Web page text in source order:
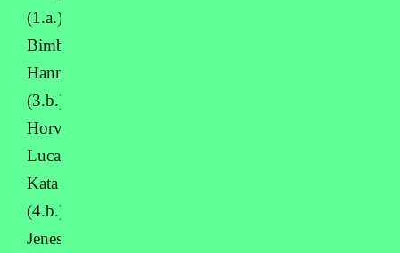
(1.a.),
Bimbó
Hanna
(3.b.),
Horváth
Luca
Kata
(4.b.),
Jeneses